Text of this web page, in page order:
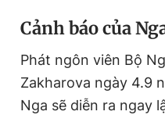
Cảnh báo của
Phát ngôn viên Bộ
Zakharova ngày 4.9
Nga sẽ diễn ra ngay